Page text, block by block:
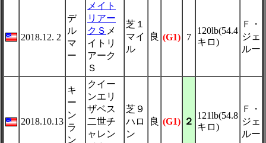
2018.12. 2
デ
ル
マ
ー
メイト
リアー
クＳ メ
イトリ
アーク
Ｓ
芝１
マイ
ル
良 (G1) 7
120lb(54.4
キロ)
Ｆ・
ジェ
ルー
2018.10.13
キ
ー
ン
ラ
ン
クイー
ンエリ
ザベス
二世チ
ャレン
芝９
ハロ
ン
良 (G1) ２
121lb(54.8
キロ)
Ｆ・
ジェ
ルー